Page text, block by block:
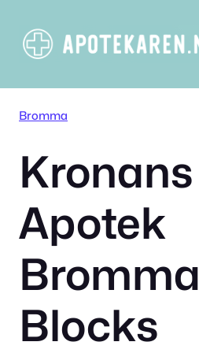
innehåll
Bromma
Kronans
Apotek
Bromma
Blocks